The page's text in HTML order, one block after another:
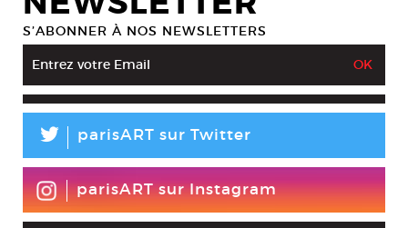
S’ABONNER À NOS NEWSLETTERS
L parisART sur Twitter
parisART sur Instagram